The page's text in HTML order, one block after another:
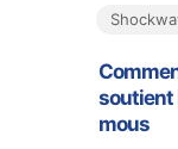
soutient
mous